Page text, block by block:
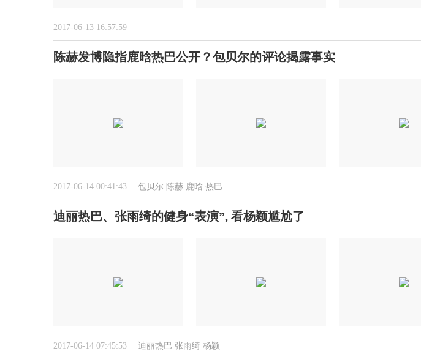
2017-06-13 16:57:59
陈赫发博隐指鹿晗热巴公开？包贝尔的评论揭露事实
2017-06-14 00:41:43 包贝尔 陈赫 鹿晗 热巴
迪丽热巴、张雨绮的健身“表演”, 看杨颖尴尬了
2017-06-14 07:45:53 迪丽热巴 张雨绮 杨颖